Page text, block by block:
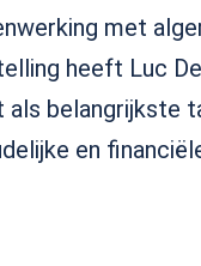
met
heeft Luc
als belangrijkste
en